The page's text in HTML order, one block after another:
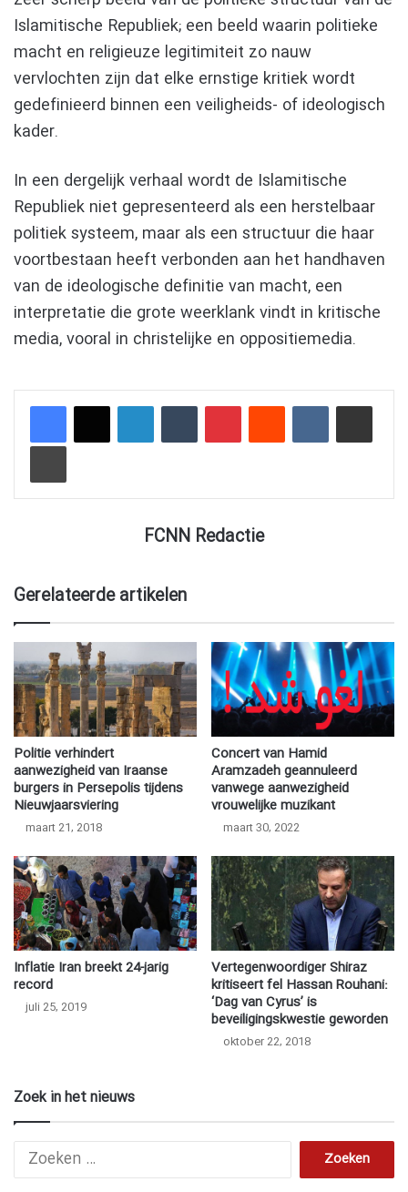
Islamitische Republiek; een beeld waarin politieke
macht en religieuze legitimiteit zo nauw
vervlochten zijn dat elke ernstige kritiek wordt
gedefinieerd binnen een veiligheids- of ideologisch
kader.
In een dergelijk verhaal wordt de Islamitische
Republiek niet gepresenteerd als een herstelbaar
politiek systeem, maar als een structuur die haar
voortbestaan heeft verbonden aan het handhaven
van de ideologische definitie van macht, een
interpretatie die grote weerklank vindt in kritische
media, vooral in christelijke en oppositiemedia.
LinkedInTumblrPinterestReddit VKontakteDelen via e-mail
Afdrukken
FCNN Redactie
Gerelateerde artikelen
Politie verhindert
aanwezigheid van Iraanse
burgers in Persepolis tijdens
Nieuwjaarsviering
maart 21, 2018
Concert van Hamid
Aramzadeh geannuleerd
vanwege aanwezigheid
vrouwelijke muzikant
maart 30, 2022
Inflatie Iran breekt 24-jarig
record
juli 25, 2019
Vertegenwoordiger Shiraz
kritiseert fel Hassan Rouhani:
‘Dag van Cyrus’ is
beveiligingskwestie geworden
oktober 22, 2018
Zoek in het nieuws
Zoeken